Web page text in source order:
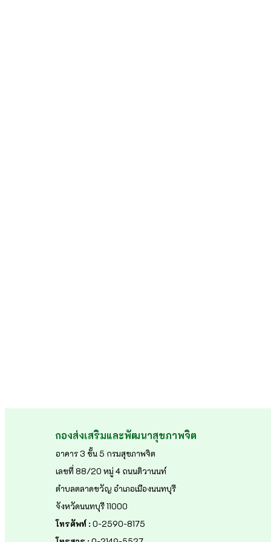
กองส่งเสริมและพัฒนาสุขภาพจิต
อาคาร 3 ชั้น 5 กรมสุขภาพจิต
เลขที่ 88/20 หมู่ 4 ถนนติวานนท์
ตำบลตลาดขวัญ อำเภอเมืองนนทบุรี
จังหวัดนนทบุรี 11000
โทรศัพท์ : 0-2590-8175